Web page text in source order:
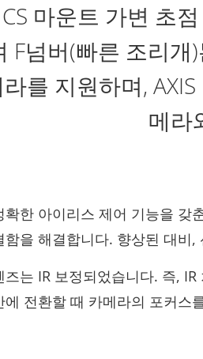
마운트 가변 초
F넘버(빠른 조리개
를 지원하며,
메라
확한 아이리스 제어 기능을 갖
함을 해결합니다. 향상된 대비
즈는 IR 보정되었습니다. 즉,
에 전환할 때 카메라의 포커스